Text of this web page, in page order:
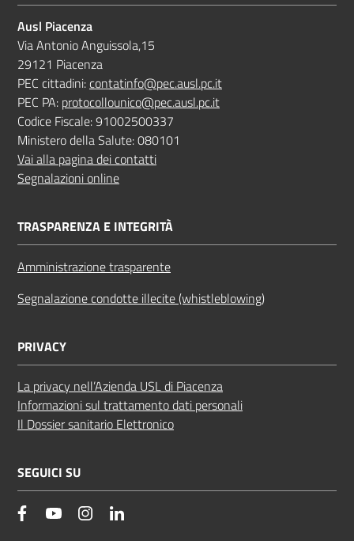
Ausl Piacenza
Via Antonio Anguissola,15
29121 Piacenza
PEC cittadini:contatinfo@pec.ausl.pc.it
PEC PA: protocollounico@pec.ausl.pc.it
Codice Fiscale: 91002500337
Ministero della Salute: 080101
Vai alla pagina dei contatti
Segnalazioni online
TRASPARENZA E INTEGRITÀ
Amministrazione trasparente
Segnalazione condotte illecite (whistleblowing)
PRIVACY
La privacy nell’Azienda USL di Piacenza
Informazioni sul trattamento dati personali
Il Dossier sanitario Elettronico
SEGUICI SU
facebookYouTube Instagram